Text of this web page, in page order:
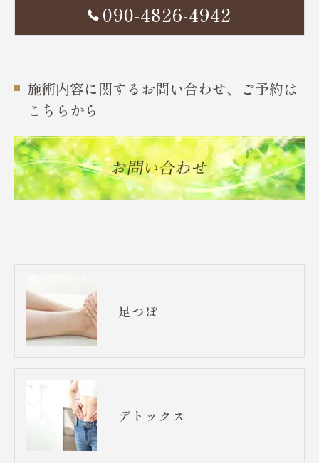
090-4826-4942
施術内容に関するお問い合わせ、ご予約は
こちらから
足つぼ
デトックス